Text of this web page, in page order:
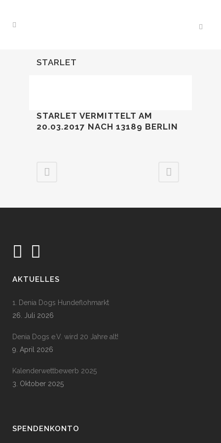
STARLET
STARLET VERMITTELT AM
20.03.2017 NACH 13189 BERLIN
AKTUELLES
1. Denia Dogs Hundeflohmarkt
26. Juli 2026
Denia Dogs e.V. wird 20 Jahre alt!
9. April 2026
Kalenderwettbewerb 2025
3. Oktober 2025
SPENDENKONTO